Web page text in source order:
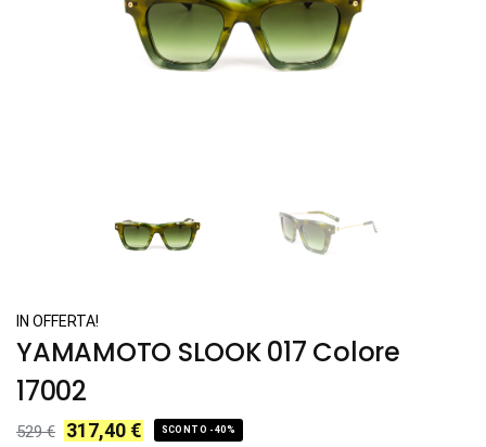
IN OFFERTA!
YAMAMOTO SLOOK 017 Colore
17002
529€ 317,40 € SCONTO -40%